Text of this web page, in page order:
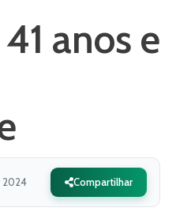
anos e
2024 Compartilhar